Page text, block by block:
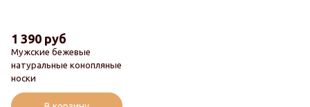
Популярный
Мужские бежевые
натуральные конопляные
носки
1 390 руб